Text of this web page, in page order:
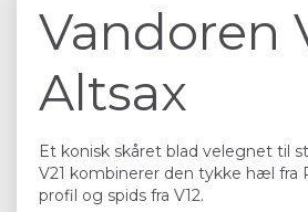
Vandoren
Altsax
Et konisk skåret blad velegnet til
V21 kombinerer den tykke hæl fra
profil og spids fra V12.